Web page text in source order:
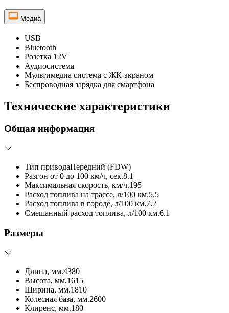
Медиа
USB
Bluetooth
Розетка 12V
Аудиосистема
Мультимедиа система с ЖК-экраном
Беспроводная зарядка для смартфона
Технические характеристики
Общая информация
Тип приводаПередний (FDW)
Разгон от 0 до 100 км/ч, сек.8.1
Максимальная скорость, км/ч.195
Расход топлива на трассе, л/100 км.5.5
Расход топлива в городе, л/100 км.7.2
Смешанный расход топлива, л/100 км.6.1
Размеры
Длина, мм.4380
Высота, мм.1615
Ширина, мм.1810
Колесная база, мм.2600
Клиренс, мм.180